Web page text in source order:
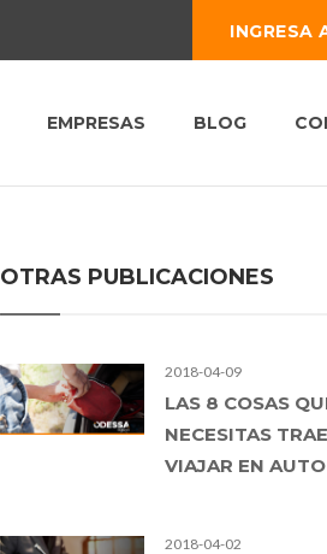
INGRESA
EMPRESAS BLOG
OTRAS PUBLICACIONES
2018-04-09
LAS 8 COSAS
NECESITAS
VIAJAR EN AUTO
2018-04-02